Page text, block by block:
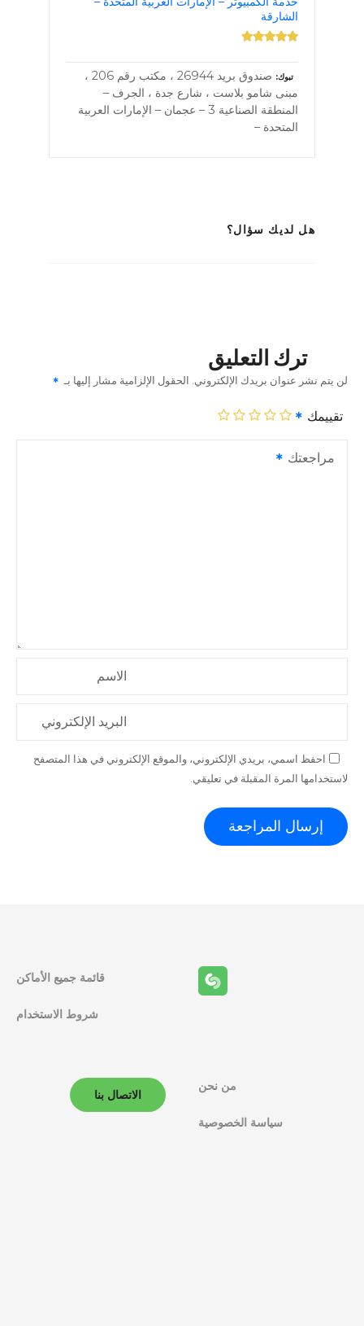
الشارقة
تبوك
صندوق بريد 26944 ، مكتب رقم 206 ،
مبنى شامو بلاست ، شارع جدة ، الجرف –
المنطقة الصناعية 3 – عجمان – الإمارات العربية
المتحدة –
هل لديك سؤال؟
ترك التعليق
لن يتم نشر عنوان بريدك الإلكتروني. الحقول الإلزامية مشار إليها بـ
تقييمك
مراجعتك
الاسم
البريد الإلكتروني
احفظ اسمي، بريدي الإلكتروني، والموقع الإلكتروني في هذا المتصفح
لاستخدامها المرة المقبلة في تعليقي.
قائمة جميع الأماكن
شروط الاستخدام
من نحن
سياسة الخصوصية
الاتصال بنا